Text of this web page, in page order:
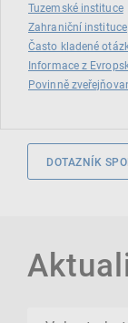
Tuzemské instituce
Zahraniční instituce
Často kladené
Informace z
Povinně
DOTAZNÍK